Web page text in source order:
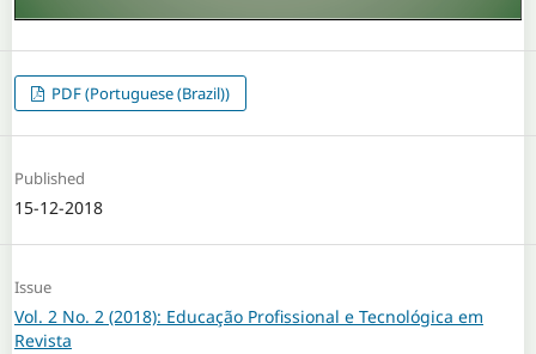
PDF (Portuguese (Brazil))
Published
15-12-2018
Issue
Vol. 2 No. 2 (2018): Educação Profissional e Tecnológica em
Revista